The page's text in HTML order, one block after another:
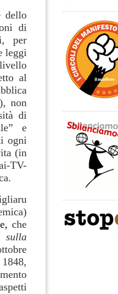
dello
di
per
leggi
al
non
di
e
ogni
(in
TV-
che
sulla